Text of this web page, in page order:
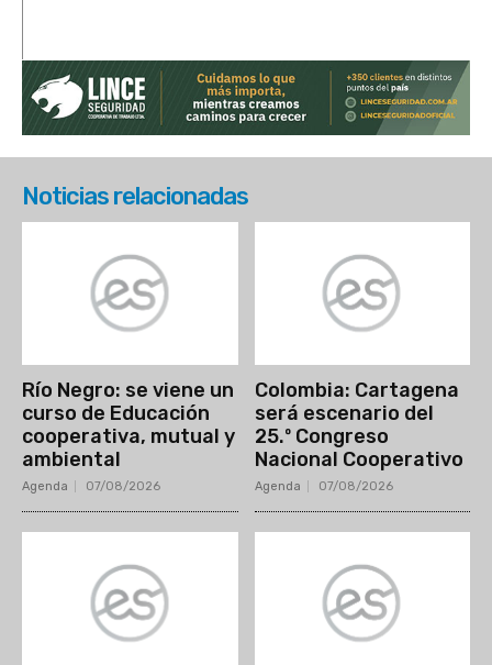
Noticias relacionadas
Río Negro: se viene un
curso de Educación
cooperativa, mutual y
ambiental
Agenda 07/08/2026
Colombia: Cartagena
será escenario del
25.º Congreso
Nacional Cooperativo
Agenda 07/08/2026